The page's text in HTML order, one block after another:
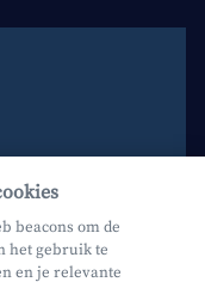
beacons om de
het gebruik te
en je relevante